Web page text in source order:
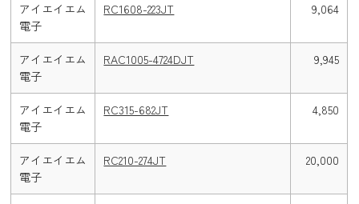
アイエイエム
電子
RC1608-223JT 9,064
アイエイエム
電子
RAC1005-4724DJT 9,945
アイエイエム
電子
RC315-682JT 4,850
アイエイエム
電子
RC210-274JT 20,000